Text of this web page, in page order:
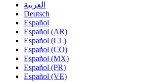
العربية
Deutsch
Español
Español (AR)
Español (CL)
Español (CO)
Español (MX)
Español (PR)
Español (VE)